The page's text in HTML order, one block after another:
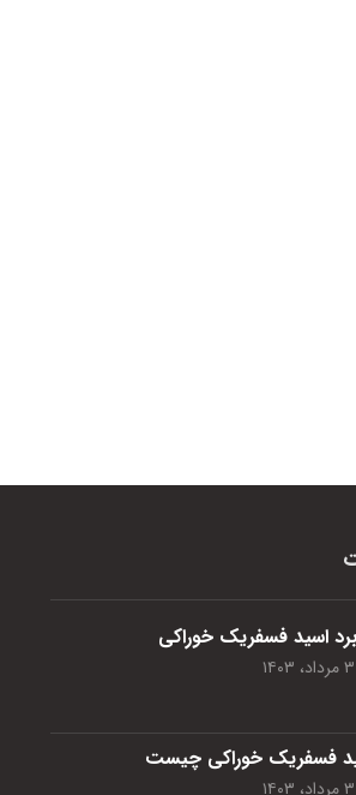
اسید فسفریک خوراکی
۳ مرداد، ۱۴۰۳
فسفریک خوراکی چیست
۳ مرداد، ۱۴۰۳